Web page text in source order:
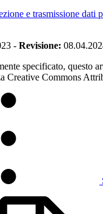
e trasmissione
- Revisione:
specificato, questo
Creative Commons